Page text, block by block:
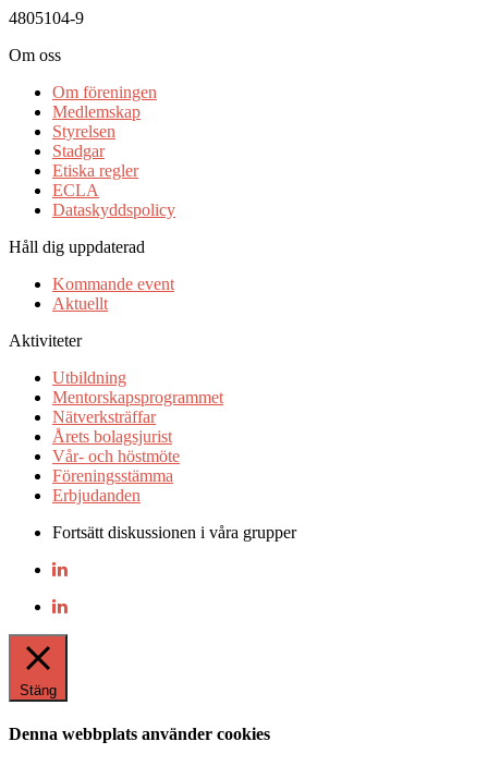
4805104-9
Om oss
Om föreningen
Medlemskap
Styrelsen
Stadgar
Etiska regler
ECLA
Dataskyddspolicy
Håll dig uppdaterad
Kommande event
Aktuellt
Aktiviteter
Utbildning
Mentorskapsprogrammet
Nätverksträffar
Årets bolagsjurist
Vår- och höstmöte
Föreningsstämma
Erbjudanden
Fortsätt diskussionen i våra grupper
Stäng
Denna webbplats använder cookies